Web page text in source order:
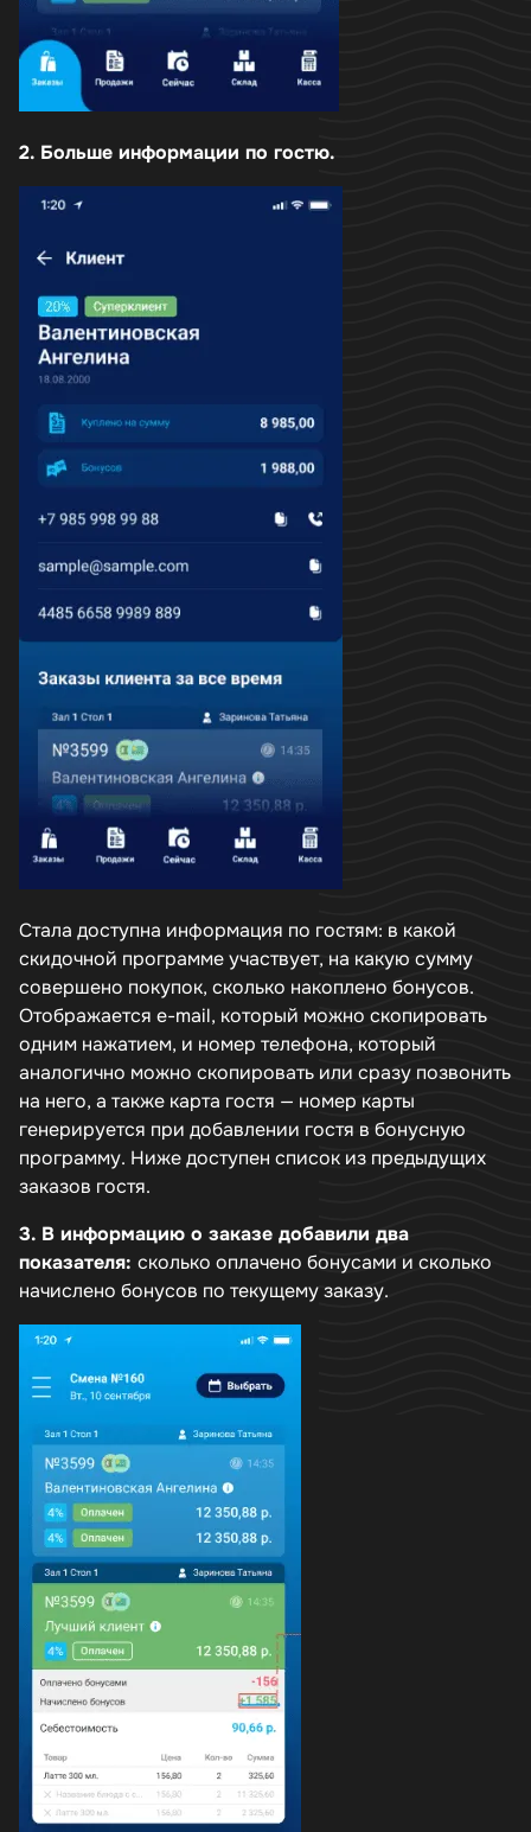
2. Больше информации по гостю.
Стала доступна информация по гостям: в какой
скидочной программе участвует, на какую сумму
совершено покупок, сколько накоплено бонусов.
Отображается e-mail, который можно скопировать
одним нажатием, и номер телефона, который
аналогично можно скопировать или сразу позвонить
на него, а также карта гостя — номер карты
генерируется при добавлении гостя в бонусную
программу. Ниже доступен список из предыдущих
заказов гостя.
3. В информацию о заказе добавили два
показателя: сколько оплачено бонусами и сколько
начислено бонусов по текущему заказу.